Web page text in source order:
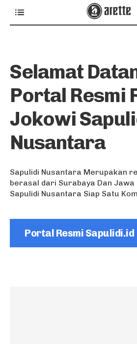
Selamat
Portal Resmi
Jokowi
Nusantara
Sapulidi Nusantara Merupakan
berasal dari Surabaya Dan Jawa
Sapulidi Nusantara Siap Satu
Portal Resmi Sapulidi.id